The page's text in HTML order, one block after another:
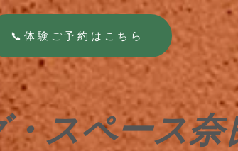
📞体験ご予約はこちら
スペース